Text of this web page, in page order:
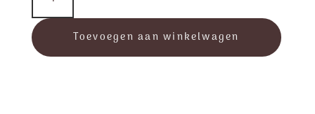
Urn
aantal
Toevoegen aan winkelwagen